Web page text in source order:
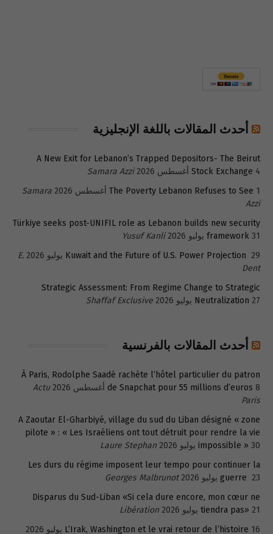
أحدث المقالات باللغة الإنجليزية
A New Exit for Lebanon’s Trapped Depositors- The Beirut
Stock Exchange 4 أغسطس 2026
Samara Azzi
The Poverty Lebanon Refuses to See 1 أغسطس 2026
Samara
Azzi
Türkiye seeks post-UNIFIL role as Lebanon builds new security
framework 31 يوليو 2026
Yusuf Kanli
Kuwait and the Future of U.S. Power Projection 29 يوليو 2026
E.
Dent
Strategic Assessment: From Regime Change to Strategic
Neutralization 27 يوليو 2026 Shaffaf Exclusive
أحدث المقالات بالفرنسية
À Paris, Rodolphe Saadé rachète l’hôtel particulier du patron
de Snapchat pour 55 millions d’euros 8 أغسطس 2026
Actu
Paris
A Zaoutar El-Gharbiyé, village du sud du Liban désigné « zone
pilote » : « Les Israéliens ont tout détruit pour rendre la vie
impossible » 30 يوليو 2026
Laure Stephan
Les durs du régime imposent leur tempo pour continuer la
guerre 23 يوليو 2026
Georges Malbrunot
Disparus du Sud-Liban «Si cela dure encore, mon cœur ne
tiendra pas» 21 يوليو 2026
Libération
L’Irak, Washington et le vrai retour de l’histoire 16 يوليو 2026